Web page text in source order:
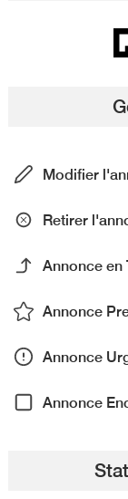
Modifier
Retirer
Annonce en
Annonce
Annonce
Annonce